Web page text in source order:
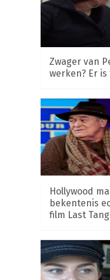
Zwager van
werken? Er
Hollywood
bekentenis
film Last